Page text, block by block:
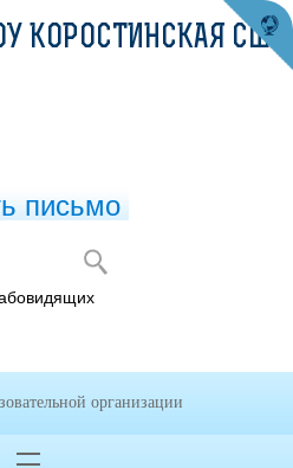
ГРАЖДАН
КОРОСТИНСКАЯ СШ
письмо
организации